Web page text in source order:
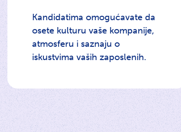
Kandidatima omogućavate da
osete kulturu vaše kompanije,
atmosferu i saznaju o
iskustvima vaših zaposlenih.